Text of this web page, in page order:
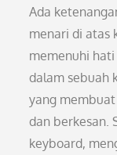
Ada
menari di atas
memenuhi
dalam sebuah
yang
dan berkesan.
keyboard,